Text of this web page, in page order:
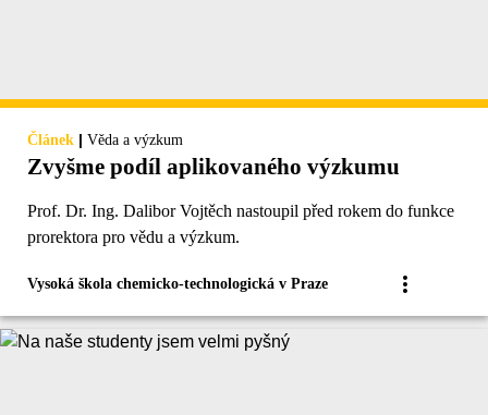
Článek | Věda a výzkum
Zvyšme podíl aplikovaného výzkumu
Prof. Dr. Ing. Dalibor Vojtěch nastoupil před rokem do funkce
prorektora pro vědu a výzkum.
Vysoká škola chemicko-technologická v Praze